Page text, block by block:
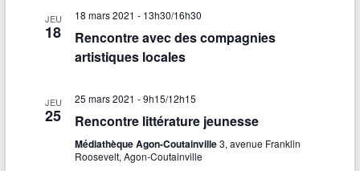
e
a
v
JEU
18
18 mars 2021 - 13h30/16h30
Rencontre avec des compagnies
artistiques locales
JEU
25
25 mars 2021 - 9h15/12h15
Rencontre littérature jeunesse
Médiathèque Agon-Coutainville3, avenue Franklin
Roosevelt, Agon-Coutainville